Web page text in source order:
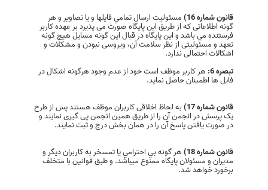
قانون شماره 16) مسئوليت ارسال تمامي فايلها و يا تصاوير و هر
گونه اطلاعاتی كه از طريق این پایگاه صورت می پذیرد بر عهده كاربر
فرستنده مي باشد و این پایگاه در قبال اين گونه مسايل هيچ گونه
تعهد و مسئولیتی از نظر سلامت آن، ویروسی نبودن و مشکلات و
اشکالات احتمالی ندارد.
تبصره 6:
هر کاربر موظف است خود از عدم وجود هرگونه اشکال در
فایل ها اطمینان حاصل نماید.
قانون شماره 17) به لحاظ اخلاقی کاربران موظف هستند پس از طرح
یک پرسش در انجمن آن را از طریق همین انجمن پی گیری نمایند و
در صورت یافتن پاسخ آن را در همان بخش درج و ثبت نمایند.
قانون شماره 18) هر گونه بي احترامي یا تمسخر به كاربران ديگر و
مديران و مسئولان پایگاه ممنوع میباشد. و طبق قوانین با متخلف
برخورد خواهد شد.